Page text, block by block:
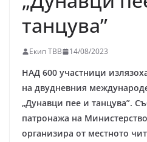
танцува”
Екип ТВВ 14/08/2023
НАД 600 участници
на двудневния
„Дунавци пее и танцува”.
патронажа на
организира от местното